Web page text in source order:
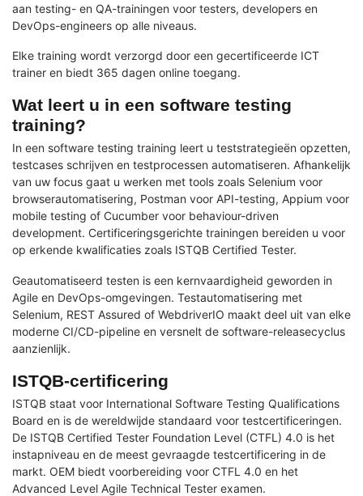
aan testing- en QA-trainingen voor testers, developers en
DevOps-engineers op alle niveaus.
Elke training wordt verzorgd door een gecertificeerde ICT
trainer en biedt 365 dagen online toegang.
Wat leert u in een software testing
training?
In een software testing training leert u teststrategieën opzetten,
testcases schrijven en testprocessen automatiseren. Afhankelijk
van uw focus gaat u werken met tools zoals Selenium voor
browserautomatisering, Postman voor API-testing, Appium voor
mobile testing of Cucumber voor behaviour-driven
development. Certificeringsgerichte trainingen bereiden u voor
op erkende kwalificaties zoals ISTQB Certified Tester.
Geautomatiseerd testen is een kernvaardigheid geworden in
Agile en DevOps-omgevingen. Testautomatisering met
Selenium, REST Assured of WebdriverIO maakt deel uit van elke
moderne CI/CD-pipeline en versnelt de software-releasecyclus
aanzienlijk.
ISTQB-certificering
ISTQB staat voor International Software Testing Qualifications
Board en is de wereldwijde standaard voor testcertificeringen.
De ISTQB Certified Tester Foundation Level (CTFL) 4.0 is het
instapniveau en de meest gevraagde testcertificering in de
markt. OEM biedt voorbereiding voor CTFL 4.0 en het
Advanced Level Agile Technical Tester examen.